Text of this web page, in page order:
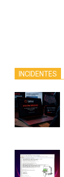
INCIDENTES